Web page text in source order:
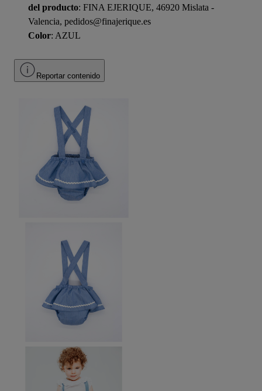
del producto: FINA EJERIQUE, 46920 Mislata -
Valencia, pedidos@finajerique.es
Color: AZUL
Reportar contenido